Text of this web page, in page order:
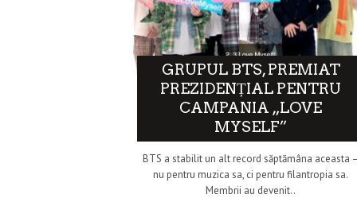
GRUPUL BTS, PREMIAT
PREZIDENȚIAL PENTRU
CAMPANIA „LOVE
MYSELF”
BTS a stabilit un alt record săptămâna aceasta –
nu pentru muzica sa, ci pentru filantropia sa.
Membrii au devenit..